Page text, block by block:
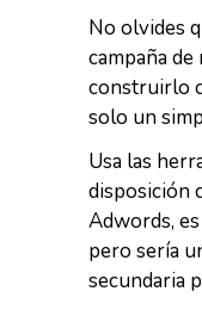
No olvides
campaña
construirlo
solo un
Usa las
disposición
Adwords,
pero sería
secundaria